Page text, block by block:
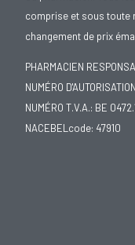
comprise et sous toute
changement de prix
PHARMACIEN
NUMÉRO
NUMÉRO T.V.A.: BE
NACEBELcode: 47910